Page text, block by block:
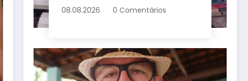
08.08.2026 0 Comentários